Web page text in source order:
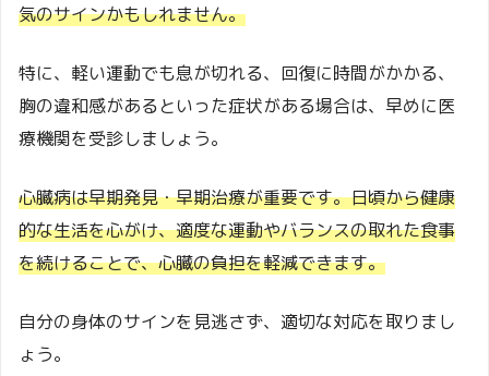
気のサインかもしれません。
特に、軽い運動でも息が切れる、回復に時間がかかる、
胸の違和感があるといった症状がある場合は、早めに医
療機関を受診しましょう。
心臓病は早期発見・早期治療が重要です。日頃から健康
的な生活を心がけ、適度な運動やバランスの取れた食事
を続けることで、心臓の負担を軽減できます。
自分の身体のサインを見逃さず、適切な対応を取りまし
ょう。